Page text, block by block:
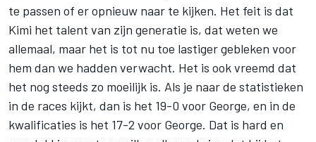
te passen of er opnieuw naar te kijken. Het feit is dat
Kimi het talent van zijn generatie is, dat weten we
allemaal, maar het is tot nu toe lastiger gebleken voor
hem dan we hadden verwacht. Het is ook vreemd dat
het nog steeds zo moeilijk is. Als je naar de statistieken
in de races kijkt, dan is het 19-0 voor George, en in de
kwalificaties is het 17-2 voor George. Dat is hard en